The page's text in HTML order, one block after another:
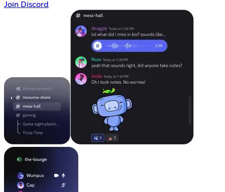
Join Discord